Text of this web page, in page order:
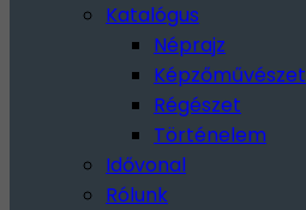
Katalógus
Néprajz
Képzőművészet
Régészet
Történelem
Idővonal
Rólunk